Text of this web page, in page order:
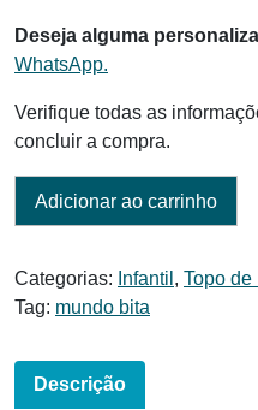
Deseja alguma
WhatsApp.
Verifique todas as
concluir a compra.
Adicionar ao carrinho
Categorias: Infantil , Topo de
Tag: mundo bita
Descrição